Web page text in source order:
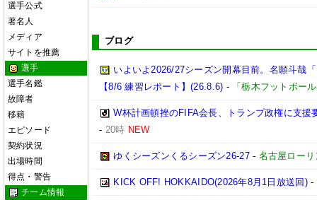
選手公式
著名人
メディア
サイトを推薦
選手
選手名鑑
故障者
移籍
エピソード
契約状況
出場時間
得点・警告
チーム情報
ブログ
いよいよ2026/27シーズン開幕目前。名願斗哉
【8/6 練習レポート】(26.8.6) - 「栃木フットボー
W杯計画頓挫のFIFA会長、トランプ政権に支援
- 20時 NEW
ゆくシーズンくるシーズン26-27- 名古屋ロー
KICK OFF! HOKKAIDO(2026年8月1日放送回)-